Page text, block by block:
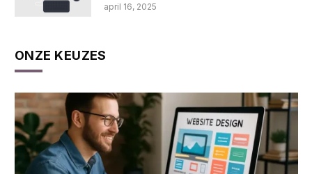
april 16, 2025
ONZE KEUZES